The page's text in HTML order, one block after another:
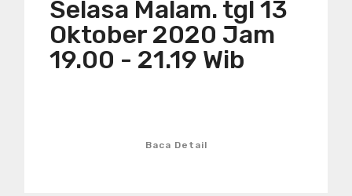
Selasa Malam. tgl 13
Oktober 2020 Jam
19.00 - 21.19 Wib
Baca Detail